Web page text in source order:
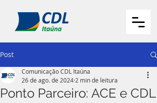
Post
Ponto Parceiro: ACE e CDL
Comunicação CDL Itaúna
26 de ago. de 2024 2 min de leitura